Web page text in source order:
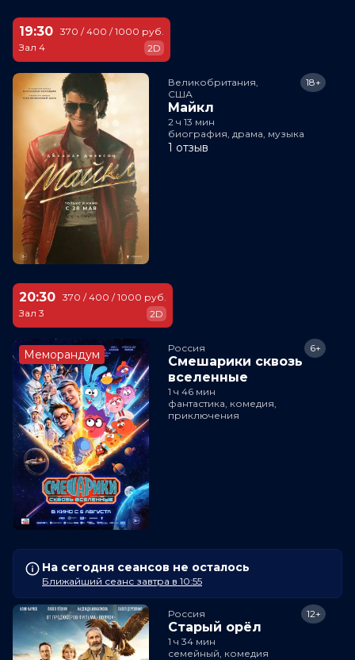
19:30
Зал 4
370 / 400 / 1000 руб.
2D
Великобритания,
США
Майкл
18+
2 ч 13 мин
биография, драма, музыка
1 отзыв
20:30
Зал 3
370 / 400 / 1000 руб.
2D
Меморандум Россия
Смешарики сквозь
вселенные
6+
1 ч 46 мин
фантастика, комедия,
приключения
На сегодня сеансов не осталось
Ближайший сеанс завтра в 10:55
Россия
Старый орёл
12+
1 ч 34 мин
семейный, комедия